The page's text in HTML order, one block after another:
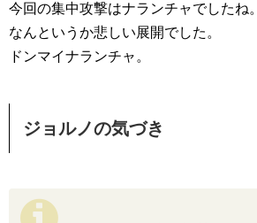
今回の集中攻撃はナランチャでしたね。
なんというか悲しい展開でした。
ドンマイナランチャ。
ジョルノの気づき